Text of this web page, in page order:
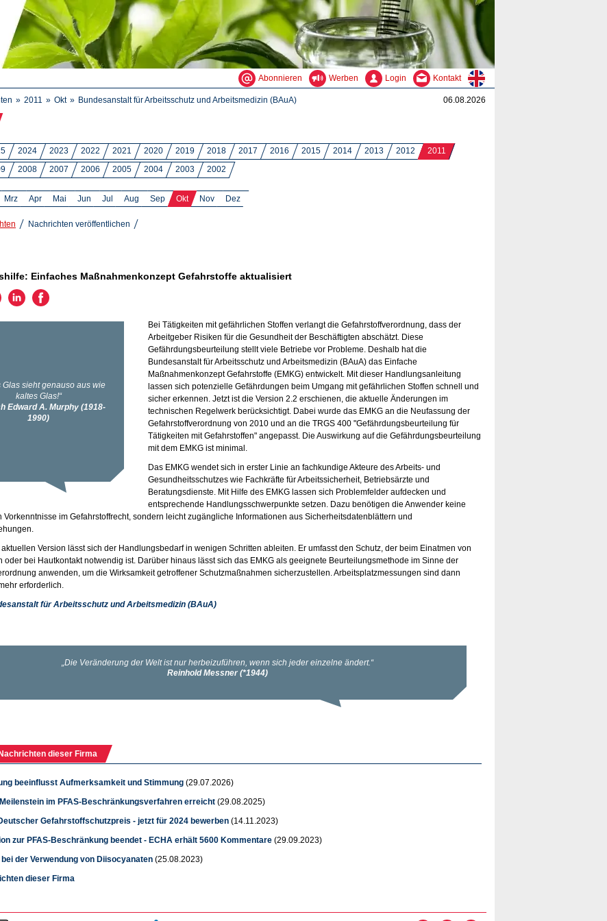
Abonnieren Werben Login Kontakt
2011 Okt Bundesanstalt für Arbeitsschutz und Arbeitsmedizin (BAuA) 06.08.2026
2024 2023 2022 2021 2020 2019 2018 2017 2016 2015 2014 2013 2012
2011
2008 2007 2006 2005 2004 2003 2002
Mrz Apr Mai Jun Jul Aug Sep Okt Nov Dez
Nachrichten veröffentlichen
Einfaches Maßnahmenkonzept Gefahrstoffe aktualisiert
Bei Tätigkeiten mit gefährlichen Stoffen verlangt die Gefahrstoffverordnung, dass der
Arbeitgeber Risiken für die Gesundheit der Beschäftigten abschätzt. Diese
Gefährdungsbeurteilung stellt viele Betriebe vor Probleme. Deshalb hat die
Bundesanstalt für Arbeitsschutz und Arbeitsmedizin (BAuA) das Einfache
Maßnahmenkonzept Gefahrstoffe (EMKG) entwickelt. Mit dieser Handlungsanleitung
lassen sich potenzielle Gefährdungen beim Umgang mit gefährlichen Stoffen schnell und
sicher erkennen. Jetzt ist die Version 2.2 erschienen, die aktuelle Änderungen im
technischen Regelwerk berücksichtigt. Dabei wurde das EMKG an die Neufassung der
Gefahrstoffverordnung von 2010 und an die TRGS 400 "Gefährdungsbeurteilung für
Tätigkeiten mit Gefahrstoffen" angepasst. Die Auswirkung auf die Gefährdungsbeurteilung
mit dem EMKG ist minimal.
Das EMKG wendet sich in erster Linie an fachkundige Akteure des Arbeits- und
Gesundheitsschutzes wie Fachkräfte für Arbeitssicherheit, Betriebsärzte und
Beratungsdienste. Mit Hilfe des EMKG lassen sich Problemfelder aufdecken und
entsprechende Handlungsschwerpunkte setzen. Dazu benötigen die Anwender keine
Vorkenntnisse im Gefahrstoffrecht, sondern leicht zugängliche Informationen aus Sicherheitsdatenblättern und
Version lässt sich der Handlungsbedarf in wenigen Schritten ableiten. Er umfasst den Schutz, der beim Einatmen von
oder bei Hautkontakt notwendig ist. Darüber hinaus lässt sich das EMKG als geeignete Beurteilungsmethode im Sinne der
anwenden, um die Wirksamkeit getroffener Schutzmaßnahmen sicherzustellen. Arbeitsplatzmessungen sind dann
erforderlich.
für Arbeitsschutz und Arbeitsmedizin (BAuA)
dieser Firma
beeinflusst Aufmerksamkeit und Stimmung (29.07.2026)
im PFAS-Beschränkungsverfahren erreicht (29.08.2025)
Gefahrstoffschutzpreis - jetzt für 2024 bewerben (14.11.2023)
zur PFAS-Beschränkung beendet - ECHA erhält 5600 Kommentare (29.09.2023)
der Verwendung von Diisocyanaten (25.08.2023)
dieser Firma